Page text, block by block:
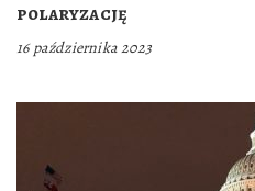
polaryzację
16 października 2023